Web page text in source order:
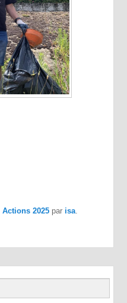
Actions 2025 par isa